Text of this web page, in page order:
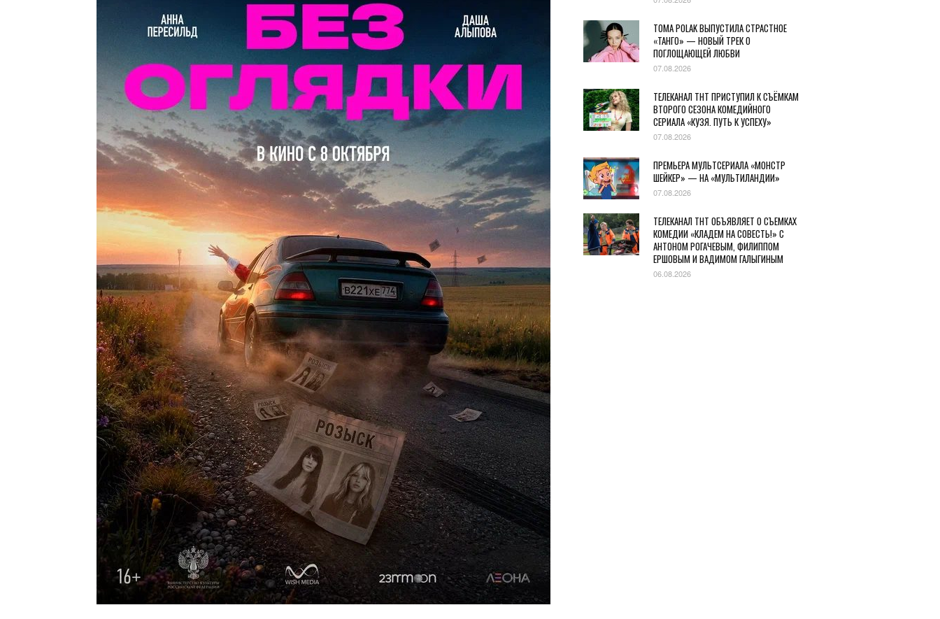
TOMA POLAK ВЫПУСТИЛА СТРАСТНОЕ
«ТАНГО» — НОВЫЙ ТРЕК О
ПОГЛОЩАЮЩЕЙ ЛЮБВИ
07.08.2026
ТЕЛЕКАНАЛ ТНТ ПРИСТУПИЛ К СЪЁМКАМ
ВТОРОГО СЕЗОНА КОМЕДИЙНОГО
СЕРИАЛА «КУЗЯ. ПУТЬ К УСПЕХУ»
07.08.2026
ПРЕМЬЕРА МУЛЬТСЕРИАЛА «МОНСТР
ШЕЙКЕР» — НА «МУЛЬТИЛАНДИИ»
07.08.2026
ТЕЛЕКАНАЛ ТНТ ОБЪЯВЛЯЕТ О СЪЕМКАХ
КОМЕДИИ «КЛАДЕМ НА СОВЕСТЬ!» С
АНТОНОМ РОГАЧЕВЫМ, ФИЛИППОМ
ЕРШОВЫМ И ВАДИМОМ ГАЛЫГИНЫМ
06.08.2026